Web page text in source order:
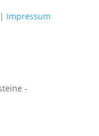
| Impressum
-